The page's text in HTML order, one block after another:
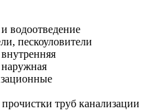
водоотведение
пескоуловители
труб канализации